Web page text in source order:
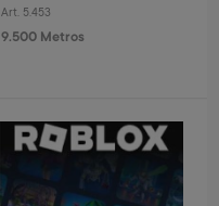
Pelota de basket n° 7
1.300 Metros
Art. 5.453
9.500 Metros